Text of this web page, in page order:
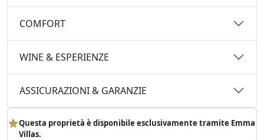
COMFORT
WINE & ESPERIENZE
ASSICURAZIONI & GARANZIE
Questa proprietà è disponibile esclusivamente tramite Emma
Villas.